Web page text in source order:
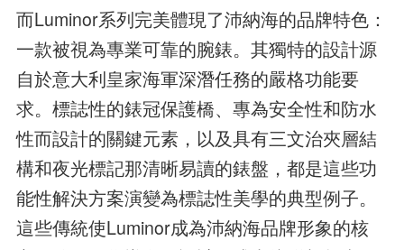
而Luminor系列完美體現了沛納海的品牌特色：
一款被視為專業可靠的腕錶。其獨特的設計源
自於意大利皇家海軍深潛任務的嚴格功能要
求。標誌性的錶冠保護橋、專為安全性和防水
性而設計的關鍵元素，以及具有三文治夾層結
構和夜光標記那清晰易讀的錶盤，都是這些功
能性解決方案演變為標誌性美學的典型例子。
這些傳統使Luminor成為沛納海品牌形象的核